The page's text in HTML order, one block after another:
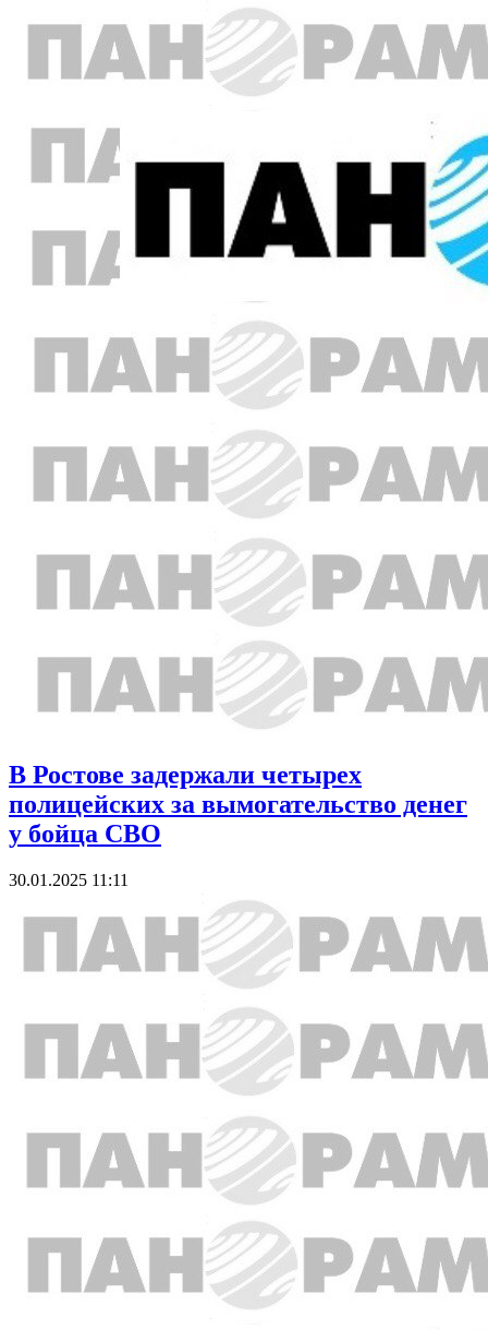
В Ростове задержали четырех
полицейских за вымогательство денег
у бойца СВО
30.01.2025 11:11